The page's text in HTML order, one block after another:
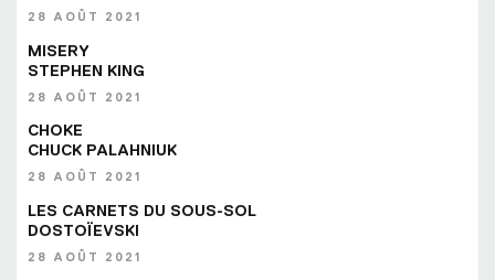
28 AOÛT 2021
MISERY
STEPHEN KING
28 AOÛT 2021
CHOKE
CHUCK PALAHNIUK
28 AOÛT 2021
LES CARNETS DU SOUS-SOL
DOSTOÏEVSKI
28 AOÛT 2021